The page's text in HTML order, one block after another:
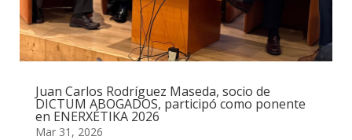
Juan Carlos Rodríguez Maseda, socio de
DICTUM ABOGADOS, participó como ponente
en ENERXÉTIKA 2026
Mar 31, 2026